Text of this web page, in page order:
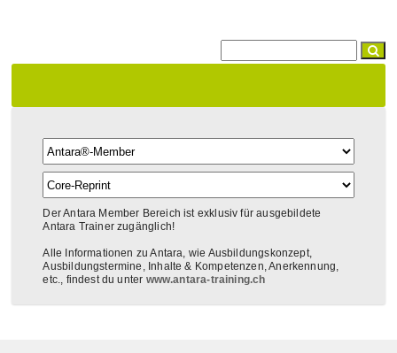
Der Antara Member Bereich ist exklusiv für ausgebildete
Antara Trainer zugänglich!
Alle Informationen zu Antara, wie Ausbildungskonzept,
Ausbildungstermine, Inhalte & Kompetenzen, Anerkennung,
etc., findest du unter www.antara-training.ch